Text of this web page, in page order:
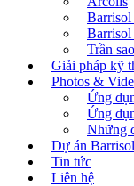
Trần
Giải pháp kỹ
Photos &
Ứng
Ứng
Những
Dự án Barrisol
Tin tức
Liên hệ